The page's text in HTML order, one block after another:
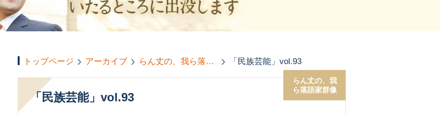
トップページ アーカイブ らん丈の、我ら落語家群像 「民族芸能」vol.93
「民族芸能」vol.93
らん丈の、我
ら落語家群像